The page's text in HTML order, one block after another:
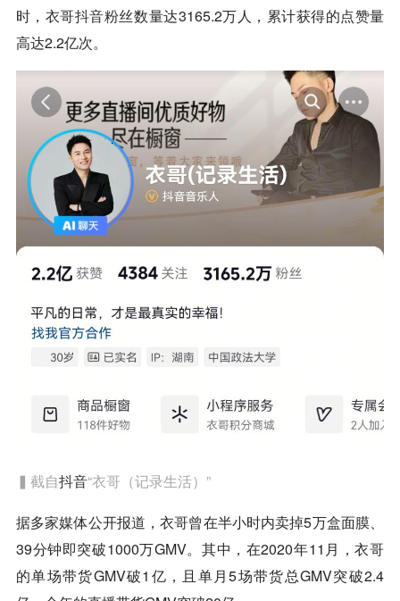
时，衣哥抖音粉丝数量达3165.2万人，累计获得的点赞量
高达2.2亿次。
▍截自抖音“衣哥（记录生活）”
据多家媒体公开报道，衣哥曾在半小时内卖掉5万盒面膜、
39分钟即突破1000万GMV。其中，在2020年11月，衣哥
的单场带货GMV破1亿，且单月5场带货总GMV突破2.4